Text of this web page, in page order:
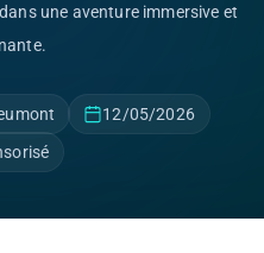
une aventure immersive et
12/05/2026